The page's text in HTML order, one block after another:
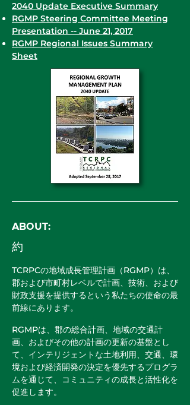
2040 Update Executive Summary
RGMP Steering Committee Meeting
Presentation -- June 21, 2017
RGMP Regional Issues Summary
Sheet
ABOUT:
約
TCRPCの地域成長管理計画（RGMP）は、
郡および市町村レベルで計画、技術、および
財政支援を提供するという私たちの使命の最
前線にあります。
RGMPは、郡の総合計画、地域の交通計
画、およびその他の計画の更新の基盤とし
て、インテリジェントな土地利用、交通、環
境および経済開発の決定を優先するプログラ
ムを通じて、コミュニティの成長と活性化を
促進します。